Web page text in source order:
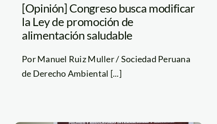
[Opinión] Congreso busca modificar
la Ley de promoción de
alimentación saludable
Por Manuel Ruiz Muller / Sociedad Peruana
de Derecho Ambiental [...]